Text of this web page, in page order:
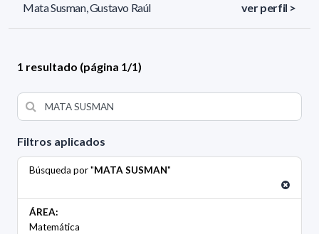
Filtros aplicados
Búsqueda por "MATA SUSMAN"
ÁREA:
Matemática
Mata Susman, Gustavo Raúl ver perfil >
1 resultado (página 1/1)